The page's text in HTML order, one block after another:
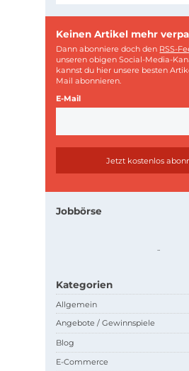
Keinen Artikel mehr
Dann abonniere doch den RSS-
unseren obigen Social-Media-
kannst du hier unsere besten
Mail abonnieren.
E-Mail
Jobbörse
..
Kategorien
Allgemein
Angebote / Gewinnspiele
Blog
E-Commerce